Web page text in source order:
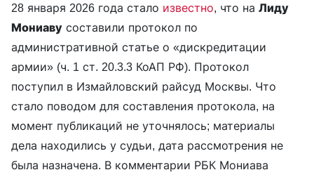
28 января 2026 года стало известно, что на Лиду
Мониаву составили протокол по
административной статье о «дискредитации
армии» (ч. 1 ст. 20.3.3 КоАП РФ). Протокол
поступил в Измайловский райсуд Москвы. Что
стало поводом для составления протокола, на
момент публикаций не уточнялось; материалы
дела находились у судьи, дата рассмотрения не
была назначена. В комментарии РБК Мониава